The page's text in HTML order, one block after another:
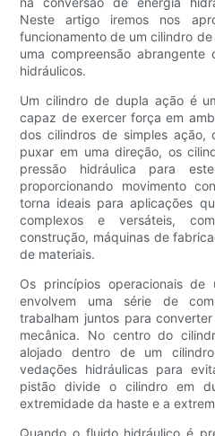
Neste artigo iremos nos
funcionamento de um cilindro
uma compreensão
hidráulicos.
Um cilindro de dupla ação é
capaz de exercer força em
dos cilindros de simples ação,
puxar em uma direção, os
pressão hidráulica para
proporcionando movimento
torna ideais para aplicações
complexos e versáteis,
construção, máquinas de
de materiais.
Os princípios operacionais
envolvem uma série de
trabalham juntos para
mecânica. No centro do
alojado dentro de um
vedações hidráulicas para
pistão divide o cilindro em
extremidade da haste e a